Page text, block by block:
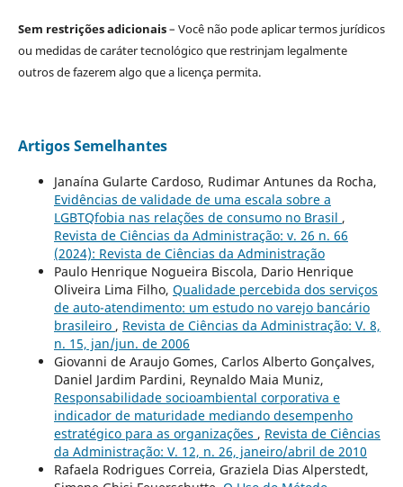
Sem restrições adicionais– Você não pode aplicar termos jurídicos
ou medidas de caráter tecnológico que restrinjam legalmente
outros de fazerem algo que a licença permita.
Artigos Semelhantes
Janaína Gularte Cardoso, Rudimar Antunes da Rocha,
Evidências de validade de uma escala sobre a
LGBTQfobia nas relações de consumo no Brasil ,
Revista de Ciências da Administração: v. 26 n. 66
(2024): Revista de Ciências da Administração
Paulo Henrique Nogueira Biscola, Dario Henrique
Oliveira Lima Filho, Qualidade percebida dos serviços
de auto-atendimento: um estudo no varejo bancário
brasileiro , Revista de Ciências da Administração: V. 8,
n. 15, jan/jun. de 2006
Giovanni de Araujo Gomes, Carlos Alberto Gonçalves,
Daniel Jardim Pardini, Reynaldo Maia Muniz,
Responsabilidade socioambiental corporativa e
indicador de maturidade mediando desempenho
estratégico para as organizações , Revista de Ciências
da Administração: V. 12, n. 26, janeiro/abril de 2010
Rafaela Rodrigues Correia, Graziela Dias Alperstedt,